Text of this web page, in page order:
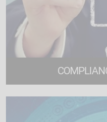
24 corsi di